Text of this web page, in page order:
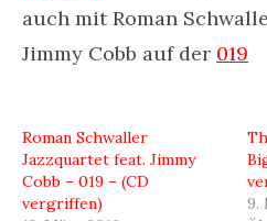
auch mit Roman
Jimmy Cobb auf der 019
Roman Schwaller
Jazzquartet feat. Jimmy
Cobb – 019 – (CD
vergriffen)
9.